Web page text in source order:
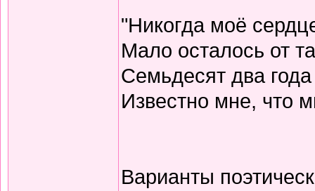
"Никогда моё
Мало осталось от
Семьдесят два
Известно мне, что
Варианты